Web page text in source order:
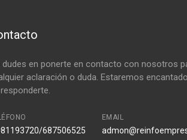
dudes en ponerte en contacto con nosotros
aclaración o duda. Estaremos
687506525
EMAIL